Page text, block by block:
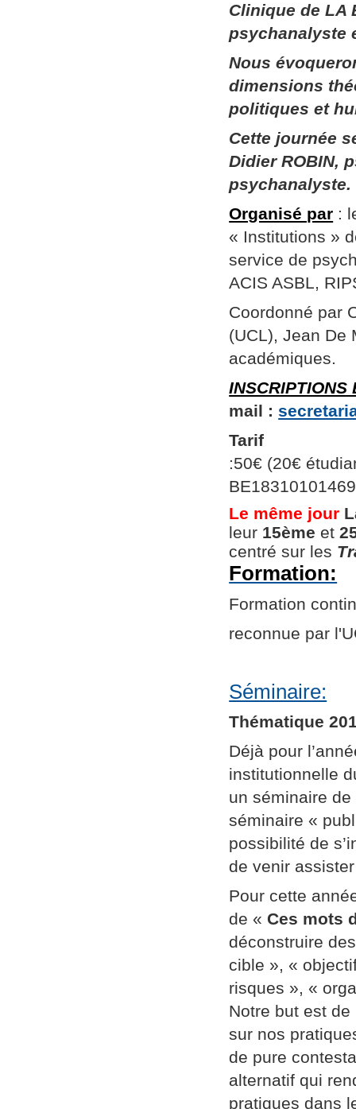
Clinique de LA
psychanalyste
Nous
dimensions
politiques et
Cette journée
Didier ROBIN,
psychanalyste.
Organisé par :
« Institutions »
service de
ACIS ASBL,
Coordonné par
(UCL), Jean De
académiques.
INSCRIPTIONS
mail :
Tarif
:50€ (20€
Le même jour
leur 15ème et
centré sur les
Formation:
Formation
reconnue par
Séminaire:
Thématique
Déjà pour
institutionnelle
un séminaire
séminaire «
possibilité de
de venir
Pour cette
de « Ces mots
déconstruire
cible », «
risques », «
Notre but est de
sur nos
de pure
alternatif qui
pratiques dans